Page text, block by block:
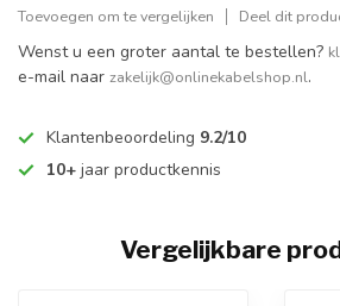
Toevoegen om te vergelijken Deel dit
Wenst u een groter aantal te bestellen?
e-mail naar zakelijk@onlinekabelshop.nl.
Klantenbeoordeling 9.2/10
10+ jaar productkennis
Vergelijkbare